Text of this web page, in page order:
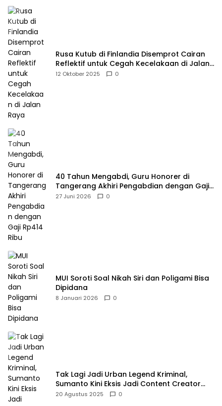
Rusa Kutub di Finlandia Disemprot Cairan
Reflektif untuk Cegah Kecelakaan di Jalan
Raya
12 Oktober 2025 0
40 Tahun Mengabdi, Guru Honorer di
Tangerang Akhiri Pengabdian dengan Gaji
Rp414 Ribu
27 Juni 2026 0
MUI Soroti Soal Nikah Siri dan Poligami Bisa
Dipidana
8 Januari 2026 0
Tak Lagi Jadi Urban Legend Kriminal,
Sumanto Kini Eksis Jadi Content Creator
Mukbang
20 Agustus 2025 0